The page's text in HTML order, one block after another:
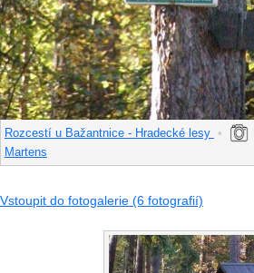
Rozcestí u Bažantnice - Hradecké lesy •
Martens
Vstoupit do fotogalerie (6 fotografií)